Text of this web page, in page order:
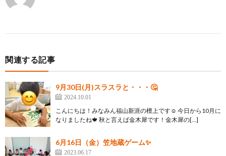
関連する記事
9月30日(月)スラスラと・・・🤔
2024.10.01
こんにちは！みなみん福山新涯の檀上です☺️ 今日から10月に
なりましたね🍁 秋と言えば金木犀です！金木犀の[…]
6月16日（金）笠地蔵ゲーム✨
2023.06.17